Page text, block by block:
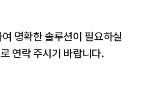
명확한 솔루션이 필요하실
연락 주시기 바랍니다.